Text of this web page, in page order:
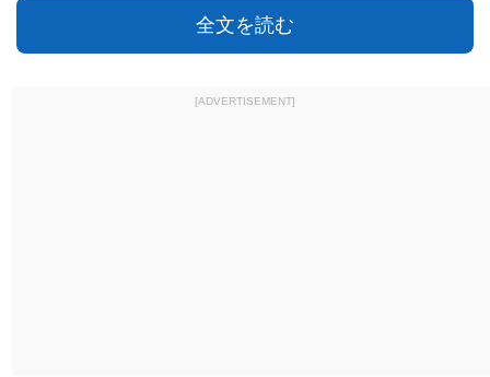
全文を読む
[ADVERTISEMENT]